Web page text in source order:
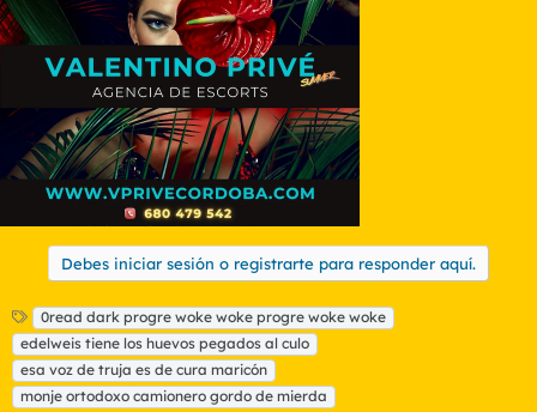
Debes iniciar sesión o registrarte para responder aquí.
E
t
i
q
u
0read dark progre woke woke progre woke woke
edelweis tiene los huevos pegados al culo
esa voz de truja es de cura maricón
monje ortodoxo camionero gordo de mierda